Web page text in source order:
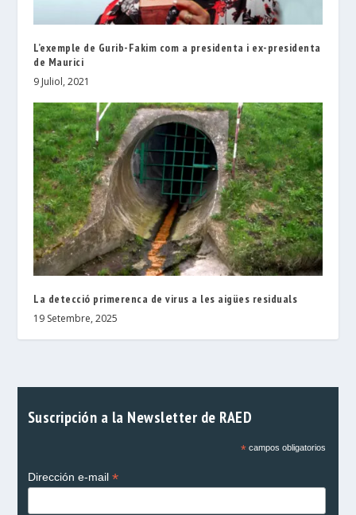
L’exemple de Gurib-Fakim com a presidenta i ex-presidenta
de Maurici
9 Juliol, 2021
La detecció primerenca de virus a les aigües residuals
19 Setembre, 2025
Suscripción a la Newsletter de RAED
*campos obligatorios
Dirección e-mail *